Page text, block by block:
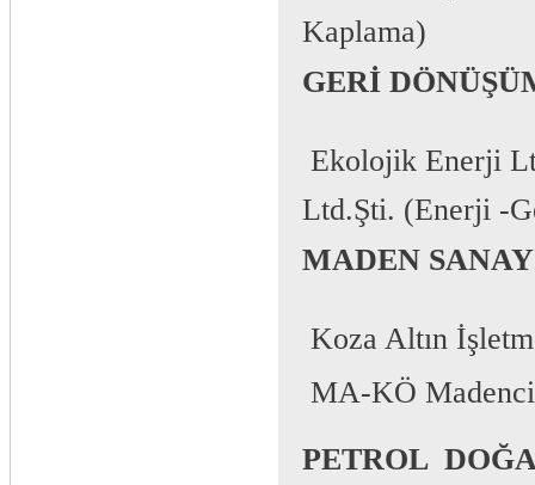
Kaplama)
GERİ
 Ekolojik Enerji
Ltd.Şti. (Enerji -
MADEN
 Koza Altın
 MA-KÖ
PETROL 